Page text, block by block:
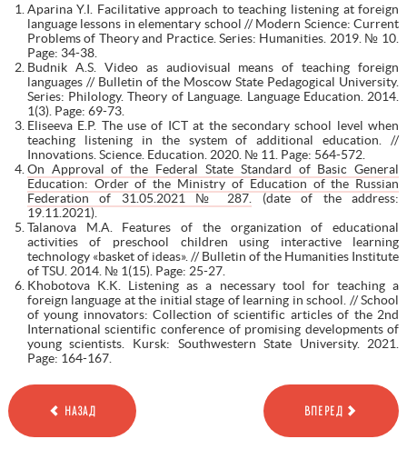
Aparina Y.I. Facilitative approach to teaching listening at foreign
language lessons in elementary school // Modern Science: Current
Problems of Theory and Practice. Series: Humanities. 2019. № 10.
Page: 34-38.
Budnik A.S. Video as audiovisual means of teaching foreign
languages // Bulletin of the Moscow State Pedagogical University.
Series: Philology. Theory of Language. Language Education. 2014.
1(3). Page: 69-73.
Eliseeva E.P. The use of ICT at the secondary school level when
teaching listening in the system of additional education. //
Innovations. Science. Education. 2020. № 11. Page: 564-572.
On Approval of the Federal State Standard of Basic General
Education: Order of the Ministry of Education of the Russian
Federation of 31.05.2021 № 287.
(date of the address:
19.11.2021).
Talanova M.A. Features of the organization of educational
activities of preschool children using interactive learning
technology «basket of ideas». // Bulletin of the Humanities Institute
of TSU. 2014. № 1(15). Page: 25-27.
Khobotova K.K. Listening as a necessary tool for teaching a
foreign language at the initial stage of learning in school. // School
of young innovators: Collection of scientific articles of the 2nd
International scientific conference of promising developments of
young scientists. Kursk: Southwestern State University. 2021.
Page: 164-167.
НАЗАД ВПЕРЕД